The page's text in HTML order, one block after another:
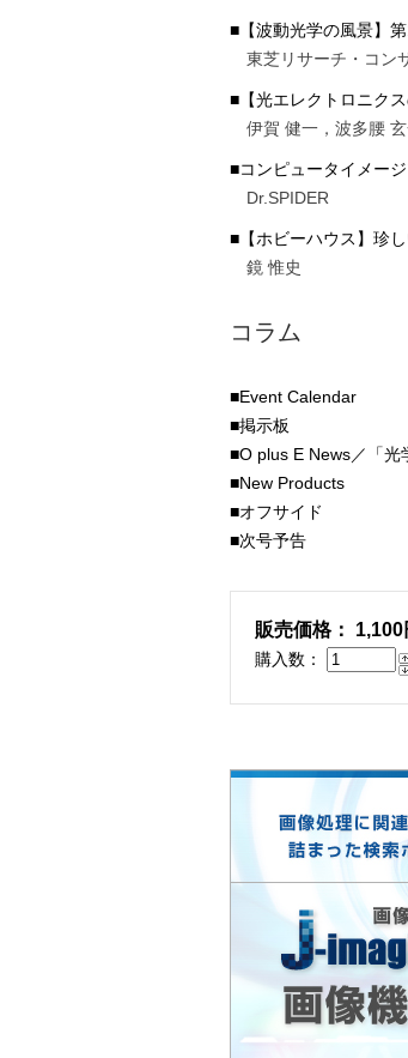
■【波動光学の風景】
東芝リサーチ・コ
■【光エレクトロニク
伊賀 健一，波多腰
■コンピュータイメー
Dr.SPIDER
■【ホビーハウス】珍
鏡 惟史
コラム
■Event Calendar
■掲示板
■O plus E News／「光
■New Products
■オフサイド
■次号予告
販売価格：
購入数：